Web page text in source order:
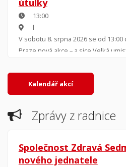
13:00
l
V sobotu 8. srpna 2026 se od
Praze nová akce – a sice Velká
útulků a jejich pejsků k adopci.
Kalendář akcí
Zprávy z radnice
Společnost Zdravá
nového jednatele